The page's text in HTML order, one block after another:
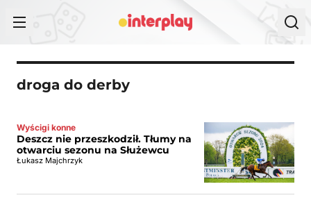
droga do derby
Wyścigi konne
Deszcz nie przeszkodził. Tłumy na
otwarciu sezonu na Służewcu
Łukasz Majchrzyk